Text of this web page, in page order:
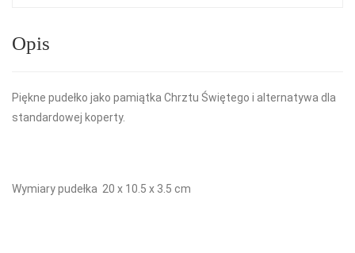
Opis
Piękne pudełko jako pamiątka Chrztu Świętego i alternatywa dla
standardowej koperty.
Wymiary pudełka 20 x 10.5 x 3.5 cm